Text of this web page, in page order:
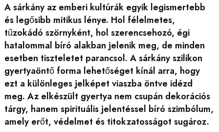
A sárkány az emberi kultúrák egyik legismertebb
és legősibb mitikus lénye. Hol félelmetes,
tűzokádó szörnyként, hol szerencsehozó, égi
hatalommal bíró alakban jelenik meg, de minden
esetben tiszteletet parancsol. A sárkány szilikon
gyertyaöntő forma lehetőséget kínál arra, hogy
ezt a különleges jelképet viaszba öntve idézd
meg. Az elkészült gyertya nem csupán dekorációs
tárgy, hanem spirituális jelentéssel bíró szimbólum,
amely erőt, védelmet és titokzatosságot sugároz.